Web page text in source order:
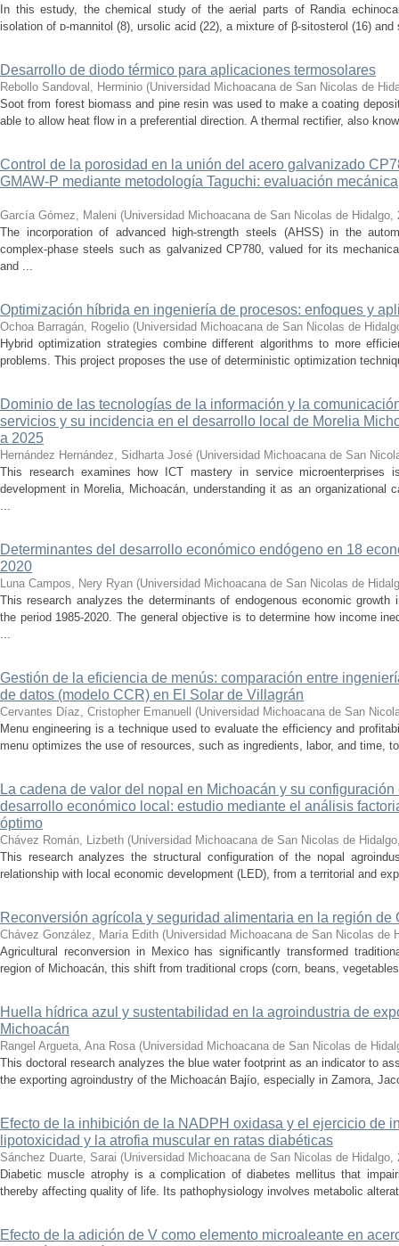
In this estudy, the chemical study of the aerial parts of Randia
isolation of ᴅ-mannitol (8), ursolic acid (22), a mixture of β-sitosterol (16)
Desarrollo de diodo térmico para aplicaciones termosolares
Rebollo Sandoval, Herminio (Universidad Michoacana de San Nicolas de
Soot from forest biomass and pine resin was used to make a coating
able to allow heat flow in a preferential direction. A thermal rectifier, also
Control de la porosidad en la unión del acero galvanizado
GMAW-P mediante metodología Taguchi: evaluación
García Gómez, Maleni (Universidad Michoacana de San Nicolas de Hidalgo,
The incorporation of advanced high-strength steels (AHSS) in the
complex-phase steels such as galvanized CP780, valued for its
and ...
Optimización híbrida en ingeniería de procesos: enfoques y
Ochoa Barragán, Rogelio (Universidad Michoacana de San Nicolas de
Hybrid optimization strategies combine different algorithms to more
problems. This project proposes the use of deterministic optimization
Dominio de las tecnologías de la información y la
servicios y su incidencia en el desarrollo local de Morelia
a 2025
Hernández Hernández, Sidharta José (Universidad Michoacana de San
This research examines how ICT mastery in service
development in Morelia, Michoacán, understanding it as an organizational
...
Determinantes del desarrollo económico endógeno en 18
2020
Luna Campos, Nery Ryan (Universidad Michoacana de San Nicolas de
This research analyzes the determinants of endogenous economic growth
the period 1985-2020. The general objective is to determine how income
...
Gestión de la eficiencia de menús: comparación entre
de datos (modelo CCR) en El Solar de Villagrán
Cervantes Díaz, Cristopher Emanuell (Universidad Michoacana de San
Menu engineering is a technique used to evaluate the efficiency and
menu optimizes the use of resources, such as ingredients, labor, and time,
La cadena de valor del nopal en Michoacán y su
desarrollo económico local: estudio mediante el análisis
óptimo
Chávez Román, Lizbeth (Universidad Michoacana de San Nicolas de Hidalgo
This research analyzes the structural configuration of the nopal
relationship with local economic development (LED), from a territorial and
Reconversión agrícola y seguridad alimentaria en la región de
Chávez González, María Edith (Universidad Michoacana de San Nicolas de
Agricultural reconversion in Mexico has significantly transformed
region of Michoacán, this shift from traditional crops (corn, beans,
Huella hídrica azul y sustentabilidad en la agroindustria de
Michoacán
Rangel Argueta, Ana Rosa (Universidad Michoacana de San Nicolas de
This doctoral research analyzes the blue water footprint as an indicator to
the exporting agroindustry of the Michoacán Bajío, especially in Zamora,
Efecto de la inhibición de la NADPH oxidasa y el ejercicio de
lipotoxicidad y la atrofia muscular en ratas diabéticas
Sánchez Duarte, Sarai (Universidad Michoacana de San Nicolas de Hidalgo,
Diabetic muscle atrophy is a complication of diabetes mellitus that
thereby affecting quality of life. Its pathophysiology involves metabolic
Efecto de la adición de V como elemento microaleante en